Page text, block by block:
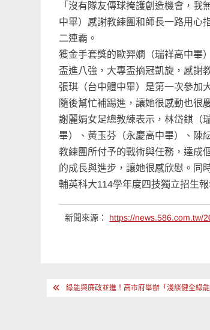
「沒有隊友傳球掩護創造機會，
中畢）感謝教練團和師長一路用心
二連霸。
獲金手套獎的歐羿嫻（瑞祥高中畢
盃進八強，大專盃摘冠凱旋，感謝
張琪（台中體中畢）是第一次參加
隨後幫忙補踢進，讓她很感動也很
謝麗娟女足總教練表示，林岱錤（
畢）、黃玉芬（永慶高中畢）、陳
教練團所付予的戰術與任務，達成
的成長與進步，讓她很感欣慰。同
輔英科大114學年度四技獨立招生
新聞來源： https://news.586.com.tw/
文 綠能與廉政並進！高市府舉辦「淺談健全綠能